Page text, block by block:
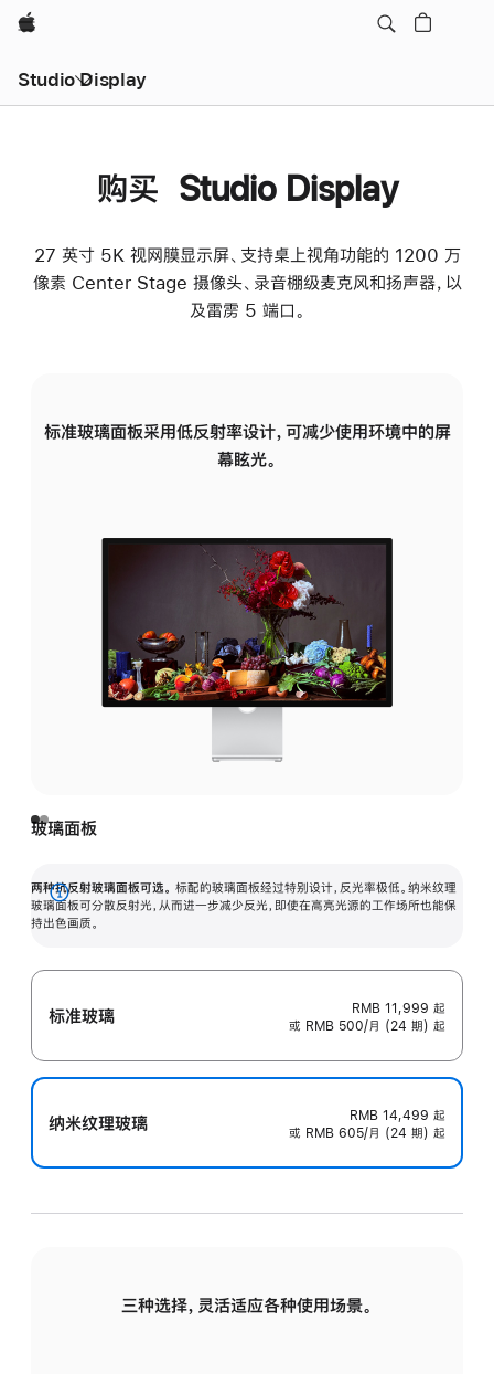
Apple
Studio Display
购买 Studio Display
27 英寸 5K 视网膜显示屏、支持桌上视角功能的 1200 万
像素 Center Stage 摄像头、录音棚级麦克风和扬声器，以
及雷雳 5 端口。
标准玻璃面板采用低反射率设计，可减少使用环境中的屏
幕眩光。
玻璃面板
两种抗反射玻璃面板可选。 标配的玻璃面板经过特别设计，反光率极低。纳米纹理
玻璃面板可分散反射光，从而进一步减少反光，即使在高亮光源的工作场所也能保
持出色画质。
展
开
标准玻璃 RMB 11,999 起
或 RMB 500/月 (24 期) 起
纳米纹理玻璃 RMB 14,499 起
或 RMB 605/月 (24 期) 起
三种选择，灵活适应各种使用场景。